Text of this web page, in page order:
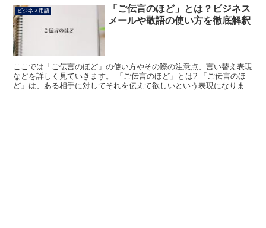
ビジネス用語
「ご伝言のほど」とは？ビジネス
メールや敬語の使い方を徹底解釈
ここでは「ご伝言のほど」の使い方やその際の注意点、言い替え表現
などを詳しく見ていきます。 「ご伝言のほど」とは? 「ご伝言のほ
ど」は、ある相手に対してそれを伝えて欲しいという表現になりま